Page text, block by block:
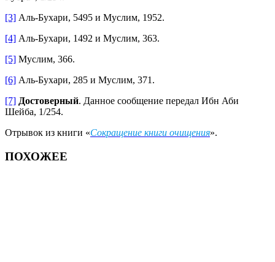
[3] Аль-Бухари, 5495 и Муслим, 1952.
[4] Аль-Бухари, 1492 и Муслим, 363.
[5] Муслим, 366.
[6] Аль-Бухари, 285 и Муслим, 371.
[7] Достоверный. Данное сообщение передал Ибн Аби
Шейба, 1/254.
Отрывок из книги «Сокращение книги очищения».
ПОХОЖЕЕ